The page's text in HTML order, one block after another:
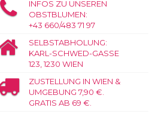
INFOS ZU UNSEREN
OBSTBLUMEN:
+43 660/483 71 97
SELBSTABHOLUNG:
KARL-SCHWED-GASSE
123, 1230 WIEN
ZUSTELLUNG IN WIEN &
UMGEBUNG 7,90 €.
GRATIS AB 69 €.